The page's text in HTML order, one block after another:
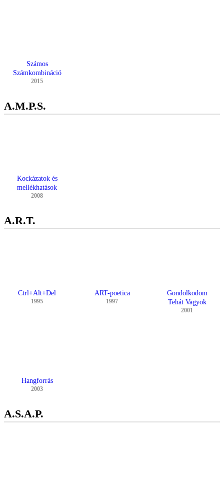
Számos
Számkombináció
2015
A.M.P.S.
Kockázatok és
mellékhatások
2008
A.R.T.
Ctrl+Alt+Del
1995
ART-poetica
1997
Gondolkodom
Tehát Vagyok
2001
Hangforrás
2003
A.S.A.P.